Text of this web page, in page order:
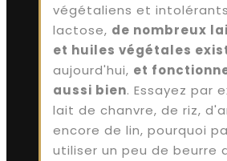
végétaliens et
lactose, de nombreux
et huiles végétales
aujourd'hui, et
aussi bien. Essayez par
lait de chanvre, de riz,
encore de lin, pourquoi
utiliser un peu de beurre